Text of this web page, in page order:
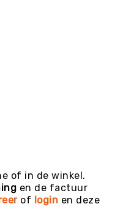
of in de winkel.
en de factuur
of login en deze